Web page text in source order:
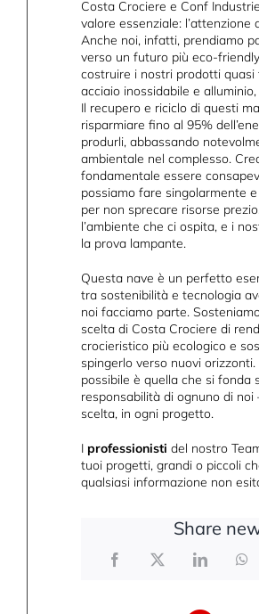
Costa Crociere e Conf
valore essenziale: l’attenzione
Anche noi, infatti, prendiamo
verso un futuro più eco-
costruire i nostri prodotti quasi
acciaio inossidabile e alluminio,
Il recupero e riciclo di questi
risparmiare fino al 95%
produrli, abbassando
ambientale nel complesso.
fondamentale essere
possiamo fare singolarmente
per non sprecare risorse
l’ambiente che ci ospita, e i
la prova lampante.
Questa nave è un perfetto
tra sostenibilità e tecnologia
noi facciamo parte.
scelta di Costa Crociere di
crocieristico più ecologico e
spingerlo verso nuovi
possibile è quella che si fonda
responsabilità di ognuno di noi
scelta, in ogni progetto.
I professionisti del nostro
tuoi progetti, grandi o piccoli
qualsiasi informazione non
Share